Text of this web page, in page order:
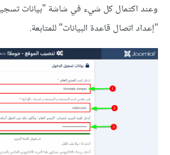
وعند اكتمال كل شيء في شاشة "بيانات
"إعداد اتصال قاعدة البيانات" للمتابعة.